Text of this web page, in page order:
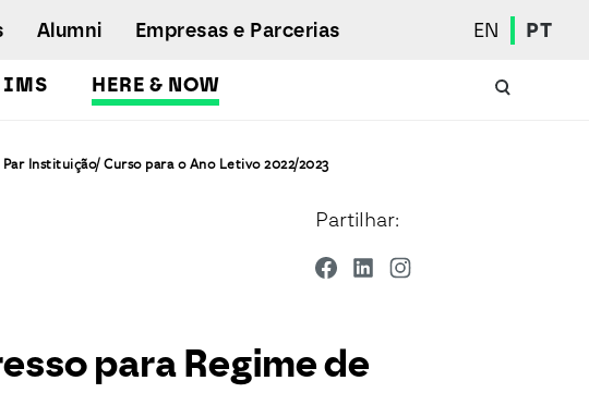
Calendário Académico
Programas de Mobilidade
Associação de Estudantes
Eleições Estudantis
Bolsas
Gabinete de Inserção Profissional
IMS HERE & NOW
Alumni Empresas e Parcerias EN PT
Instituição/ Curso para o Ano Letivo 2022/2023
Partilhar:
para Regime de